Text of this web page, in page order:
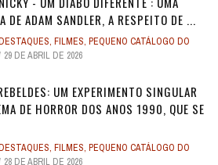
DE ADAM SANDLER, A RESPEITO DE ...
, FILMES, PEQUENO CATÁLOGO DO
29 DE ABRIL DE 2026
UM EXPERIMENTO SINGULAR
DE HORROR DOS ANOS 1990, QUE SE
, FILMES, PEQUENO CATÁLOGO DO
28 DE ABRIL DE 2026